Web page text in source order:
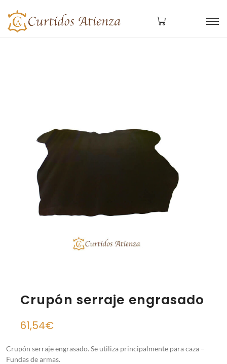
Crupón serraje engrasado
61,54€
Crupón serraje engrasado. Se utiliza principalmente para caza –
Fundas de armas.